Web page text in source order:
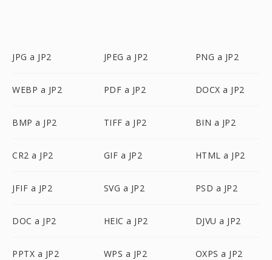
JPG a JP2 JPEG a JP2 PNG a JP2
WEBP a JP2 PDF a JP2 DOCX a JP2
BMP a JP2 TIFF a JP2 BIN a JP2
CR2 a JP2 GIF a JP2 HTML a JP2
JFIF a JP2 SVG a JP2 PSD a JP2
DOC a JP2 HEIC a JP2 DJVU a JP2
PPTX a JP2 WPS a JP2 OXPS a JP2